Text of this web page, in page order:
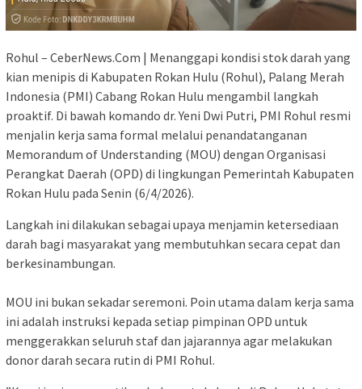
Rohul – CeberNews.Com | Menanggapi kondisi stok darah yang
kian menipis di Kabupaten Rokan Hulu (Rohul), Palang Merah
Indonesia (PMI) Cabang Rokan Hulu mengambil langkah
proaktif. Di bawah komando dr. Yeni Dwi Putri, PMI Rohul resmi
menjalin kerja sama formal melalui penandatanganan
Memorandum of Understanding (MOU) dengan Organisasi
Perangkat Daerah (OPD) di lingkungan Pemerintah Kabupaten
Rokan Hulu pada Senin (6/4/2026).
​Langkah ini dilakukan sebagai upaya menjamin ketersediaan
darah bagi masyarakat yang membutuhkan secara cepat dan
berkesinambungan.
​MOU ini bukan sekadar seremoni. Poin utama dalam kerja sama
ini adalah instruksi kepada setiap pimpinan OPD untuk
menggerakkan seluruh staf dan jajarannya agar melakukan
donor darah secara rutin di PMI Rohul.